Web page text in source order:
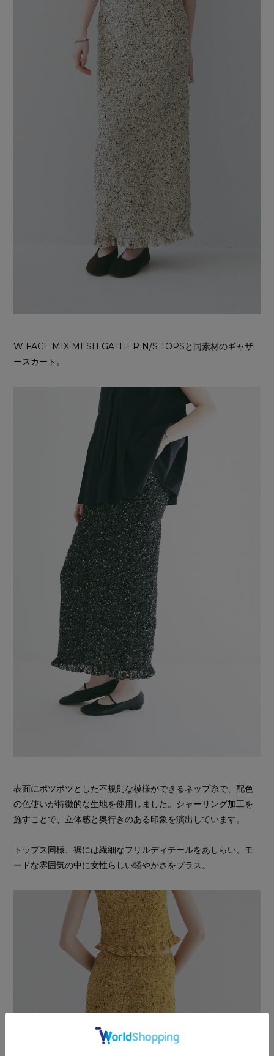
W FACE MIX MESH GATHER N/S TOPSと同素材のギャザ
ースカート。
表面にポツポツとした不規則な模様ができるネップ糸で、配色
の色使いが特徴的な生地を使用しました。シャーリング加工を
施すことで、立体感と奥行きのある印象を演出しています。
トップス同様、裾には繊細なフリルディテールをあしらい、モ
ードな雰囲気の中に女性らしい軽やかさをプラス。